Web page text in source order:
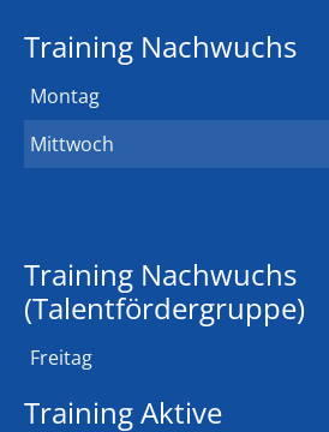
Training Nachwuchs
Montag
Mittwoch
Training Nachwuchs
(Talentfördergruppe)
Freitag
Training Aktive